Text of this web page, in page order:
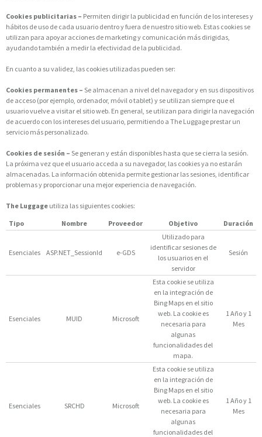
Cookies publicitarias – Permiten dirigir la publicidad en función de los intereses y
hábitos de uso de cada usuario dentro y fuera de nuestro sitio web. Estas cookies se
utilizan para apoyar acciones de marketing y comunicación más dirigidas,
ayudando también a medir la efectividad de la publicidad.
En cuanto a su validez, las cookies utilizadas pueden ser:
Cookies permanentes – Se almacenan a nivel del navegador y en sus dispositivos
de acceso (por ejemplo, ordenador, móvil o tablet) y se utilizan siempre que el
usuario vuelve a visitar el sitio web. En general, se utilizan para dirigir la navegación
de acuerdo con los intereses del usuario, permitiendo a The Luggage prestar un
servicio más personalizado.
Cookies de sesión – Se generan y están disponibles hasta que se cierra la sesión.
La próxima vez que el usuario acceda a su navegador, las cookies ya no estarán
almacenadas. La información obtenida permite gestionar las sesiones, identificar
problemas y proporcionar una mejor experiencia de navegación.
The Luggage utiliza las siguientes cookies:
Tipo
Nombre Proveedor Objetivo Duración
Esenciales ASP.NET_SessionId e-GDS
Utilizado para
identificar sesiones de
los usuarios en el
servidor
Sesión
Esenciales MUID Microsoft
Esta cookie se utiliza
en la integración de
Bing Maps en el sitio
web. La cookie es
necesaria para
algunas
funcionalidades del
mapa.
1 Año y 1
Mes
Esenciales SRCHD Microsoft
Esta cookie se utiliza
en la integración de
Bing Maps en el sitio
web. La cookie es
necesaria para
algunas
funcionalidades del
1 Año y 1
Mes